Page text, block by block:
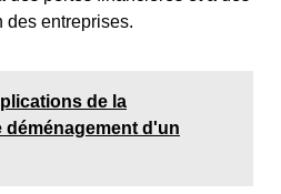
des entreprises.
de la
d'un